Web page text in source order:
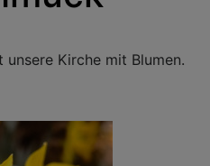
unsere Kirche mit Blumen.